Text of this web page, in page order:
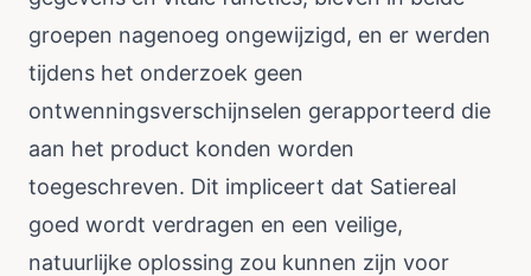
groepen nagenoeg ongewijzigd, en er werden
tijdens het onderzoek geen
ontwenningsverschijnselen gerapporteerd die
aan het product konden worden
toegeschreven. Dit impliceert dat Satiereal
goed wordt verdragen en een veilige,
natuurlijke oplossing zou kunnen zijn voor